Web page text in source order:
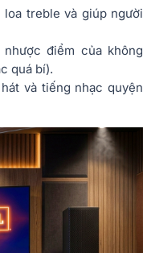
loa treble và giúp người
nhược điểm của không
quá bí).
và tiếng nhạc quyện